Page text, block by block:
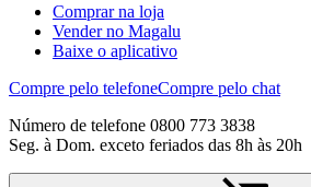
Comprar na loja
Vender no Magalu
Baixe o aplicativo
Compre pelo telefoneCompre pelo chat
Número de telefone 0800 773 3838
Seg. à Dom. exceto feriados das 8h às 20h